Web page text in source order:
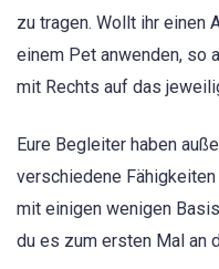
zu tragen. Wollt ihr einen
einem Pet anwenden, so
mit Rechts auf das
Eure Begleiter haben
verschiedene
mit einigen wenigen
du es zum ersten Mal an